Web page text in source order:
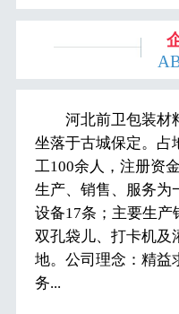
河北前卫包装材
坐落于古城保定。占
工100余人，注册资
生产、销售、服务为
设备17条；主要生产
双孔袋儿、打卡机及
地。公司理念：精益
务...